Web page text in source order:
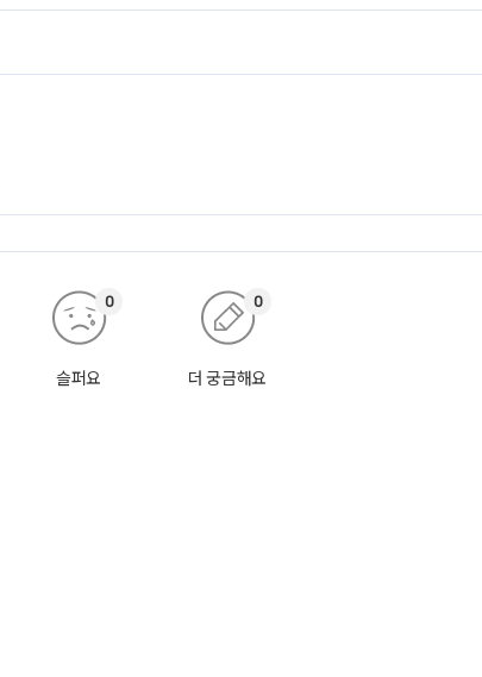
슬퍼요
0
더 궁금해요
0